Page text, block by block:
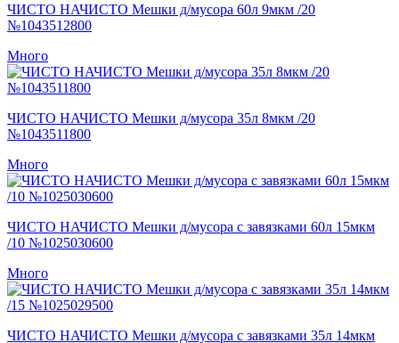
ЧИСТО НАЧИСТО Мешки д/мусора 60л 9мкм /20
№1043512800
Много
ЧИСТО НАЧИСТО Мешки д/мусора 35л 8мкм /20
№1043511800
Много
ЧИСТО НАЧИСТО Мешки д/мусора с завязками 60л 15мкм
/10 №1025030600
Много
ЧИСТО НАЧИСТО Мешки д/мусора с завязками 35л 14мкм